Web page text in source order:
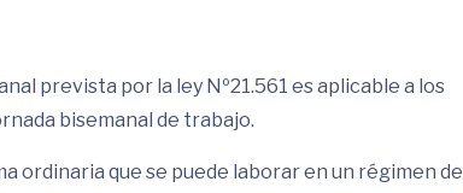
prevista por la ley Nº21.561 es aplicable a los
bisemanal de trabajo.
ordinaria que se puede laborar en un régimen de